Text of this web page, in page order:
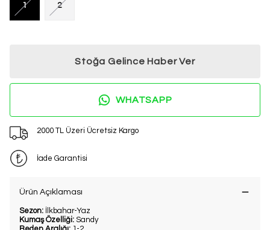
1 2
Stoğa Gelince Haber Ver
WHATSAPP
2000 TL Üzeri Ücretsiz Kargo
İade Garantisi
Ürün Açıklaması
Sezon: İlkbahar-Yaz
Kumaş Özelliği: Sandy